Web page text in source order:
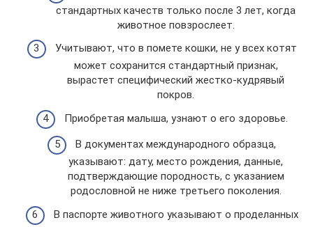
стандартных качеств только после 3 лет, когда
животное повзрослеет.
Учитывают, что в помете кошки, не у всех котят
может сохранится стандартный признак,
вырастет специфический жестко-кудрявый
покров.
Приобретая малыша, узнают о его здоровье.
В документах международного образца,
указывают: дату, место рождения, данные,
подтверждающие породность, с указанием
родословной не ниже третьего поколения.
В паспорте животного указывают о проделанных